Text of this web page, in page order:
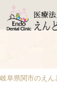
岐阜県関市のえん